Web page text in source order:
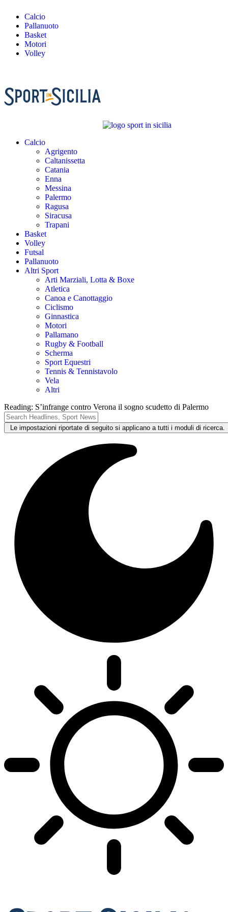
Calcio
Pallanuoto
Basket
Motori
Volley
Calcio
Agrigento
Caltanissetta
Catania
Enna
Messina
Palermo
Ragusa
Siracusa
Trapani
Basket
Volley
Futsal
Pallanuoto
Altri Sport
Arti Marziali, Lotta & Boxe
Atletica
Canoa e Canottaggio
Ciclismo
Ginnastica
Motori
Pallamano
Rugby & Football
Scherma
Sport Equestri
Tennis & Tennistavolo
Vela
Altri
Reading: S’infrange contro Verona il sogno scudetto di Palermo